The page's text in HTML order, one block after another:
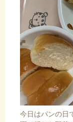
今日はパンの日